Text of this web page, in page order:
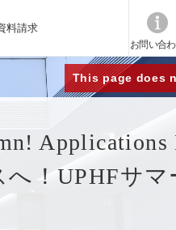
料請求
お問い合
This page does
Applications
へ！UPHFサ